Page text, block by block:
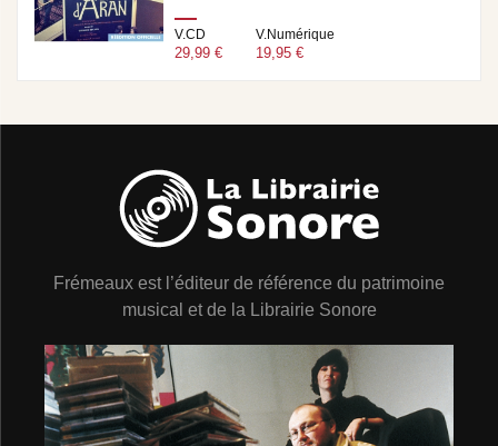
V.CD
29,99 €
V.Numérique
19,95 €
Frémeaux est l’éditeur de référence du patrimoine
musical et de la Librairie Sonore